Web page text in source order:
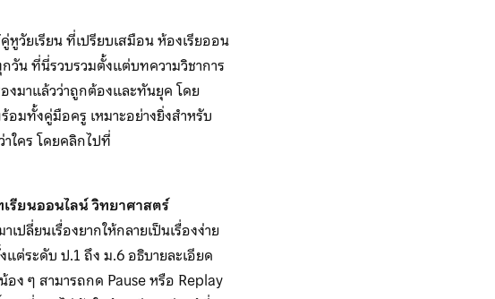
หูวัยเรียน ที่เปรียบเสมือน ห้องเรียออน
วัน ที่นี่รวบรวมตั้งแต่บทความวิชาการ
มาแล้วว่าถูกต้องและทันยุค โดย
มทั้งคู่มือครู เหมาะอย่างยิ่งสำหรับ
ใคร โดยคลิกไปที่
รียนออนไลน์ วิทยาศาสตร์
เปลี่ยนเรื่องยากให้กลายเป็นเรื่องง่าย
ต่ระดับ ป.1 ถึง ม.6 อธิบายละเอียด
ง ๆ สามารถกด Pause หรือ Replay